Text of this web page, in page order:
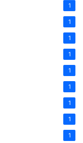
1
1
1
1
1
1
1
1
1